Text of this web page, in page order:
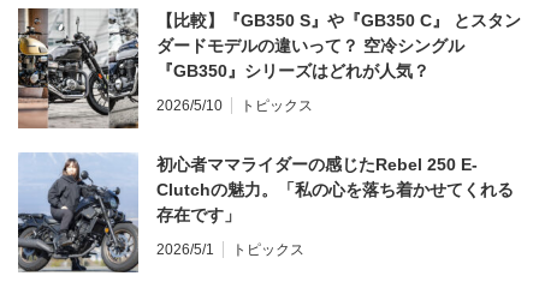
【比較】『GB350 S』や『GB350 C』 とスタン
ダードモデルの違いって？ 空冷シングル
『GB350』シリーズはどれが人気？
2026/5/10 トピックス
初心者ママライダーの感じたRebel 250 E-
Clutchの魅力。「私の心を落ち着かせてくれる
存在です」
2026/5/1 トピックス